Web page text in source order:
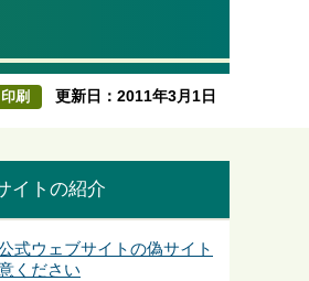
印刷 更新日：2011年3月1日
イトの紹介
式ウェブサイトの偽サイト
ください